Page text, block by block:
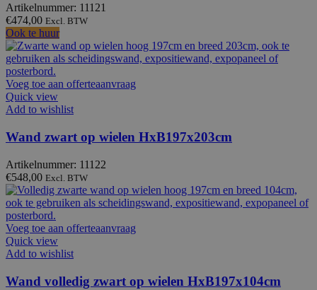
Artikelnummer: 11121
€474,00 Excl. BTW
Ook te huur
Voeg toe aan offerteaanvraag
Quick view
Add to wishlist
Wand zwart op wielen HxB197x203cm
Artikelnummer: 11122
€548,00 Excl. BTW
Voeg toe aan offerteaanvraag
Quick view
Add to wishlist
Wand volledig zwart op wielen HxB197x104cm